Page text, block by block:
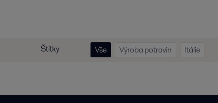
Štítky Vše Výroba potravin Itálie